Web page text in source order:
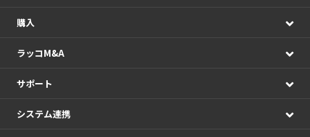
購入
ラッコM&A
サポート
システム連携